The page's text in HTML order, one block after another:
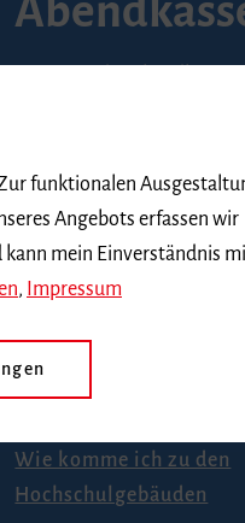
Karten an der Abendkasse
An der Abendkasse ist
Barzahlung möglich.
Anfahrt
Wie komme ich zu den
Hochschulgebäuden
funktionalen
Angebots erfassen wir
kann mein Einverständnis
, Impressum